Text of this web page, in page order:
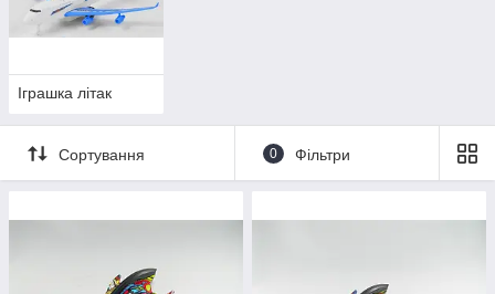
Іграшка літак
Сортування 0 Фільтри